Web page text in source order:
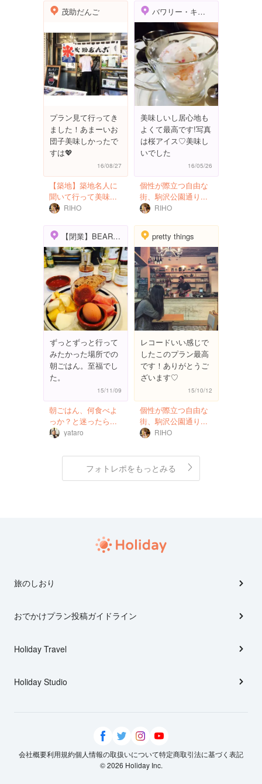
茂助だんご
プラン見て行ってき
ました！あまーいお
団子美味しかったで
すは💖
16/08/27
【築地】築地名人に
聞いて行って美味...
RIHO
バワリー・キッチン
美味しいし居心地も
よくて最高です!写真
は桜アイス♡美味し
いでした
16/05/26
個性が際立つ自由な
街、駒沢公園通り...
RIHO
【閉業】BEARD （ビアード）
ずっとずっと行って
みたかった場所での
朝ごはん。至福でし
た。
15/11/09
朝ごはん、何食べよ
っか？と迷ったら...
yataro
pretty things
レコードいい感じで
したこのプラン最高
です！ありがとうご
ざいます♡
15/10/12
個性が際立つ自由な
街、駒沢公園通り...
RIHO
フォトレポをもっとみる
旅のしおり
おでかけプラン投稿ガイドライン
Holiday Travel
Holiday Studio
会社概要利用規約個人情報の取扱いについて特定商取引法に基づく表記
© 2026 Holiday Inc.